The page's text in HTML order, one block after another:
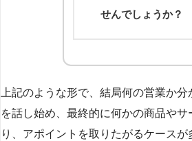
せんでしょうか？
上記のような形で、結局何の営業か
を話し始め、最終的に何かの商品やサ
り、アポイントを取りたがるケースが